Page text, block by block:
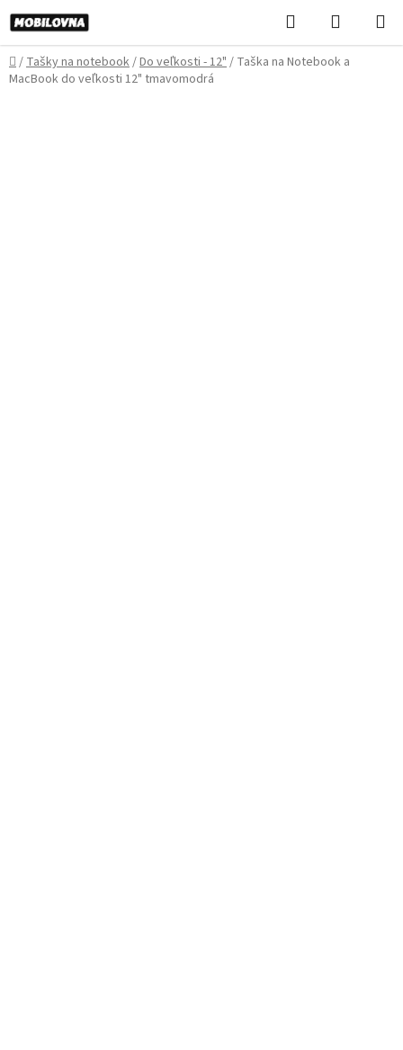
Prejsť
na
obsah
Hľadať
KOŠÍK
Domov
/Tašky na notebook/Do veľkosti - 12"/ Taška na Notebook a
MacBook do veľkosti 12" tmavomodrá